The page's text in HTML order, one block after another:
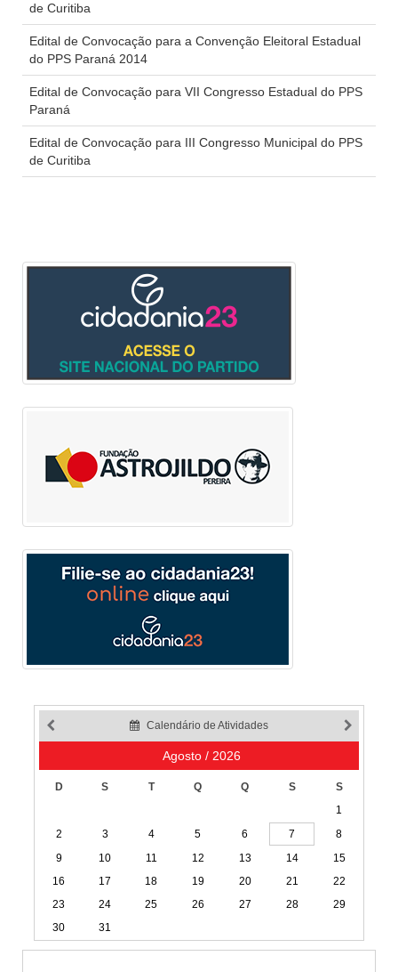
de Curitiba
Edital de Convocação para a Convenção Eleitoral Estadual
do PPS Paraná 2014
Edital de Convocação para VII Congresso Estadual do PPS
Paraná
Edital de Convocação para III Congresso Municipal do PPS
de Curitiba
Calendário de Atividades
Agosto / 2026
D S T Q Q S
S
1
2
3 4 5 6 7
8
9
10 11 12 13 14
15
16
17 18 19 20 21
22
23
24 25 26 27 28
29
30
31